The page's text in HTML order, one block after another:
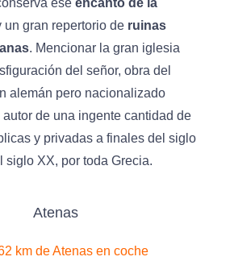
ese encanto de la
un gran repertorio de ruinas
. Mencionar la gran iglesia
del señor, obra del
alemán pero nacionalizado
de una ingente cantidad de
y privadas a finales del siglo
siglo XX, por toda Grecia.
km de Atenas en coche